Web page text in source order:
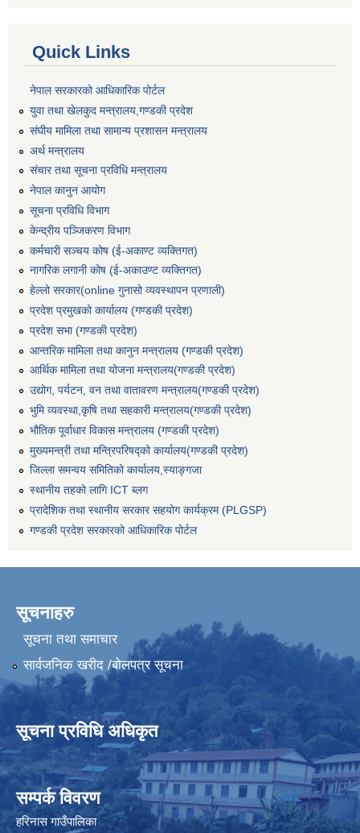
Quick Links
नेपाल सरकारको आधिकारिक पोर्टल
युवा तथा खेलकुद मन्त्रालय,गण्डकी प्रदेश
संघीय मामिला तथा सामान्य प्रशासन मन्त्रालय
अर्थ मन्त्रालय
संचार तथा सूचना प्रविधि मन्त्रालय
नेपाल कानुन आयोग
सूचना प्रविधि विभाग
केन्द्रीय पञ्जिकरण विभाग
कर्मचारी सञ्‍चय कोष (ई‍-अकाण्ट व्यक्तिगत)
नागरिक लगानी कोष (ई-अकाउण्ट व्यक्तिगत)
हेल्लो सरकार(online गुनासो व्यवस्थापन प्रणाली)
प्रदेश प्रमुखको कार्यालय (गण्डकी प्रदेश)
प्रदेश सभा (गण्डकी प्रदेश)
आन्तरिक मामिला तथा कानुन मन्त्रालय (गण्डकी प्रदेश)
आर्थिक मामिला तथा योजना मन्त्रालय(गण्डकी प्रदेश)
उद्योग, पर्यटन, वन तथा वातावरण मन्त्रालय(गण्डकी प्रदेश)
भुमि व्यवस्था,कृषि तथा सहकारी मन्त्रालय(गण्डकी प्रदेश)
भौतिक पूर्वाधार विकास मन्त्रालय (गण्डकी प्रदेश)
मुख्यमन्त्री तथा मन्त्रिपरिषद्को कार्यालय(गण्डकी प्रदेश)
जिल्ला समन्वय समितिको कार्यालय,स्याङ्गजा
स्थानीय तहको लागि ICT ब्लग
प्रादेशिक तथा स्थानीय सरकार सहयोग कार्यक्रम (PLGSP)
गण्डकी प्रदेश सरकारको आधिकारिक पोर्टल
सूचनाहरु
सूचना तथा समाचार
सार्वजनिक खरीद /बोलपत्र सूचना
सूचना प्रविधि अधिकृत
सम्पर्क विवरण
हरिनास गाउँपालिका